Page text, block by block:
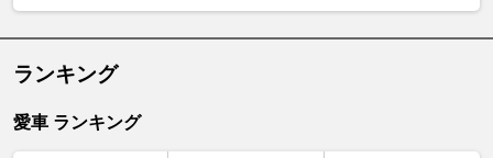
ランキング
愛車 ランキング